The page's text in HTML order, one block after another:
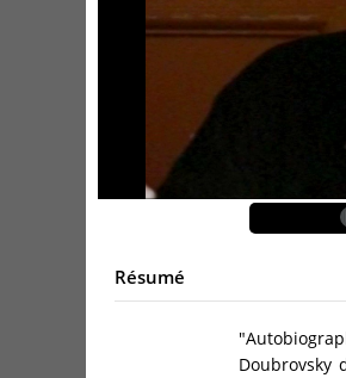
Résumé
Doubrovsky